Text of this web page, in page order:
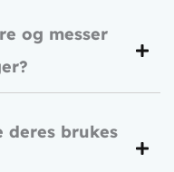
og messer
deres brukes